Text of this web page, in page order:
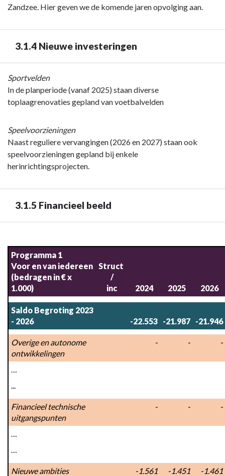
Zandzee. Hier geven we de komende jaren opvolging aan.
3.1.4 Nieuwe investeringen
Terug
naar
navigatie
Programma
3.1.4
Sportvelden
In de planperiode (vanaf 2025) staan diverse
toplaagrenovaties gepland van voetbalvelden
Speelvoorzieningen
Naast reguliere vervangingen (2026 en 2027) staan ook
speelvoorzieningen gepland bij enkele
herinrichtingsprojecten.
3.1.5 Financieel beeld
naar
navigatie
Programma
Van
voor
iedereen
Programma 1
Voor en van iedereen
(bedragen in € x
1.000)
Struct
/
inc
2024 2025 2026
Saldo Begroting 2023
- 2026
-22.553 -21.987 -21.946
Overige en autonome
ontwikkelingen
- - -
…
...
Financieel technische
uitgangspunten
- - -
…
…
Nieuwe ambities -1.561 -1.451
-1.461